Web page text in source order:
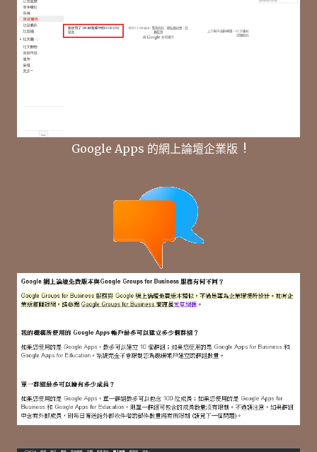
Google Apps 的網上論壇企業版 !